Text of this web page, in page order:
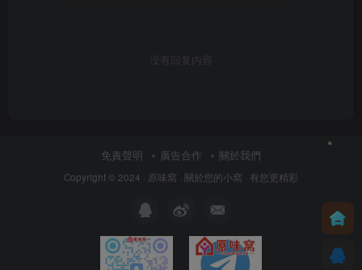
没有回复内容
免責聲明 廣告合作 關於我們
Copyright © 2024 · 原味窩 · 關於您的小窩 · 有您更精彩